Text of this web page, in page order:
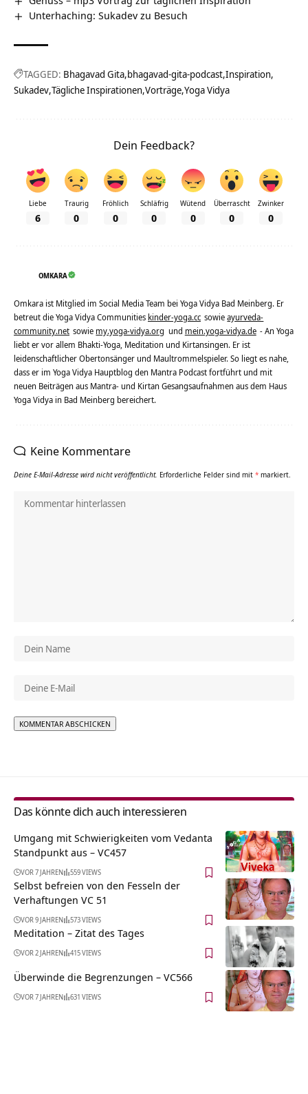
Unterhaching: Sukadev zu Besuch
TAGGED: Bhagavad Gita bhagavad-gita-podcast Inspiration
Sukadev Tägliche Inspirationen Vorträge Yoga Vidya
Dein Feedback?
Liebe
6
Traurig
0
Fröhlich
0
Schläfrig
0
Wütend
0
Überrascht
0
Zwinker
0
OMKARA
Omkara ist Mitglied im Social Media Team bei Yoga Vidya Bad Meinberg. Er
betreut die Yoga Vidya Communities kinder-yoga.cc sowieayurveda-
community.net sowie my.yoga-vidya.org und mein.yoga-vidya.de - An Yoga
liebt er vor allem Bhakti-Yoga, Meditation und Kirtansingen. Er ist
leidenschaftlicher Obertonsänger und Maultrommelspieler. So liegt es nahe,
dass er im Yoga Vidya Hauptblog den Mantra Podcast fortführt und mit
neuen Beiträgen aus Mantra- und Kirtan Gesangsaufnahmen aus dem Haus
Yoga Vidya in Bad Meinberg bereichert.
Keine Kommentare
Deine E-Mail-Adresse wird nicht veröffentlicht. Erforderliche Felder sind mit * markiert.
Das könnte dich auch interessieren
Umgang mit Schwierigkeiten vom Vedanta
Standpunkt aus – VC457
VOR 7 JAHREN 559 VIEWS
Selbst befreien von den Fesseln der
Verhaftungen VC 51
VOR 9 JAHREN 573 VIEWS
Meditation – Zitat des Tages
VOR 2 JAHREN 415 VIEWS
Überwinde die Begrenzungen – VC566
VOR 7 JAHREN 631 VIEWS